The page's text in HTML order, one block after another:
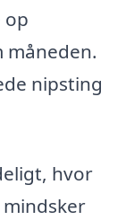
op
måneden.
nipsting
hvor